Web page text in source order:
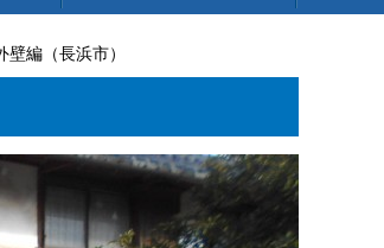
壁編（長浜市）